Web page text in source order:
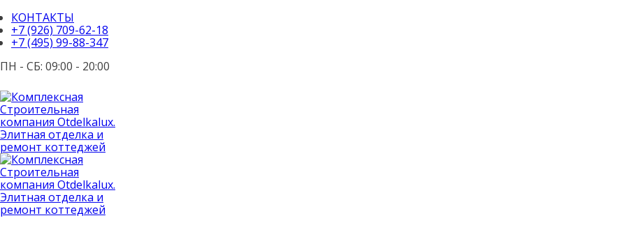
КОНТАКТЫ
+7 (926) 709-62-18
+7 (495) 99-88-347
ПН - СБ: 09:00 - 20:00